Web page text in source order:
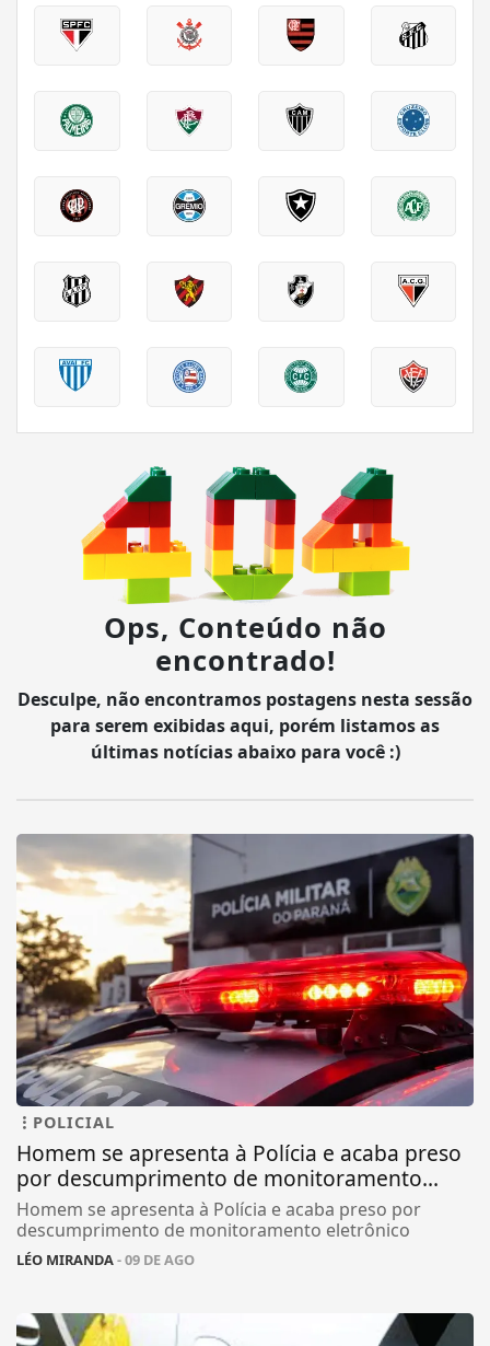
Ops, Conteúdo não
encontrado!
Desculpe, não encontramos postagens nesta sessão
para serem exibidas aqui, porém listamos as
últimas notícias abaixo para você :)
POLICIAL
Homem se apresenta à Polícia e acaba preso
por descumprimento de monitoramento...
Homem se apresenta à Polícia e acaba preso por
descumprimento de monitoramento eletrônico
LÉO MIRANDA- 09 DE AGO